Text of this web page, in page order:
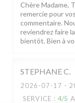
Chère Madame,
remercie pour
commentaire.
reviendrez faire
bientôt. Bien à
STEPHANEC
2026-07-17 -
SERVICE : 4/5